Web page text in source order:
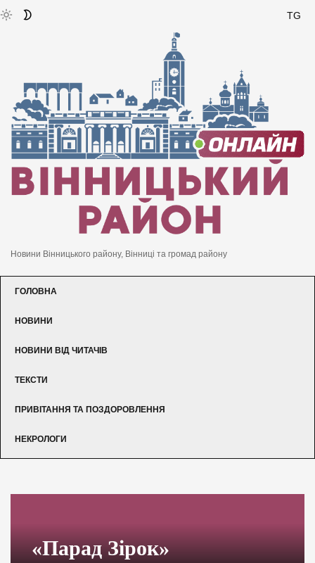
TG
Новини Вінницького району, Вінниці та громад району
ГОЛОВНА
НОВИНИ
НОВИНИ ВІД ЧИТАЧІВ
ТЕКСТИ
ПРИВІТАННЯ ТА ПОЗДОРОВЛЕННЯ
НЕКРОЛОГИ
«Парад Зірок»